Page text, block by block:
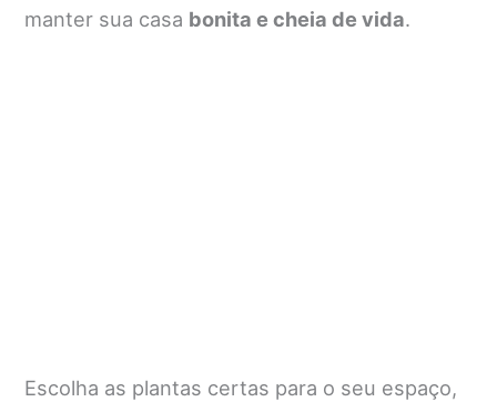
manter sua casa bonita e cheia de vida.
Escolha as plantas certas para o seu espaço,